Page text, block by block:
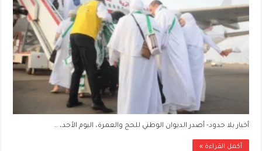
أخبار بلا حدود- أصدر الديوان الوطني للحج والعمرة، اليوم الأحد، …
أكمل القراءة »